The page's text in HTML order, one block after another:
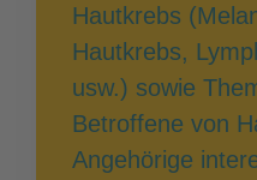
Hautkrebs
Hautkrebs,
usw.) sowie
Betroffene von
Angehörige